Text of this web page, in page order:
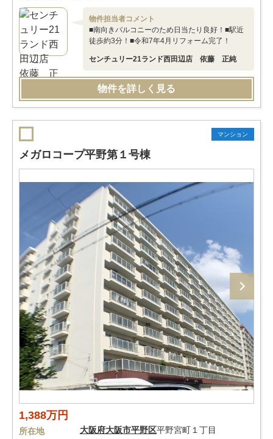
物件担当者コメント
■南向きバルコニーのため日当たり良好！■駅近
徒歩約3分！■令和7年4月リフォーム完了！
センチュリー21ランド西田辺店 依藤 正純
物件を詳しく見る
マンション
メガロコープ平野第１号棟
1,388万円
所在地 大阪府大阪市平野区平野宮町１丁目